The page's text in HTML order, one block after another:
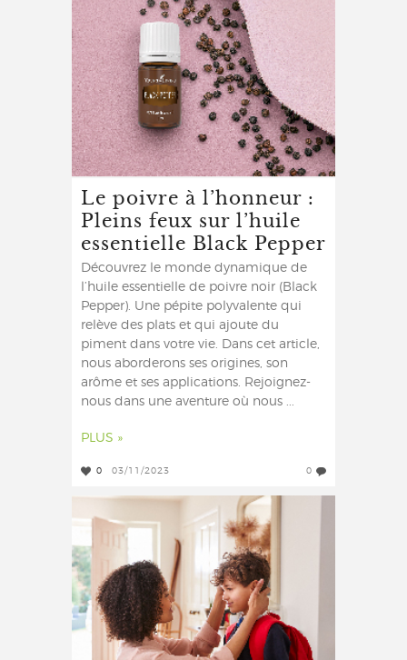
Le poivre à l’honneur :
Pleins feux sur l’huile
essentielle Black Pepper
Découvrez le monde dynamique de
l’huile essentielle de poivre noir (Black
Pepper). Une pépite polyvalente qui
relève des plats et qui ajoute du
piment dans votre vie. Dans cet article,
nous aborderons ses origines, son
arôme et ses applications. Rejoignez-
nous dans une aventure où nous ...
PLUS »
0 03/11/2023 0